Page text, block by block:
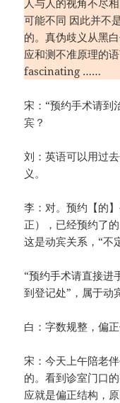
人与人的视角不尽
可能不同 因此并不
的。真伪歧义从黑
应和测不准原理的
fascinating ……
宋：“预约手术请到
宾？
刘：英语可以用过
义。
李：对。预约【的
正），已经预约了
这是动宾关系，“不
“预约手术请直接进
到登记处”，属于动
白：字数规整，偏正
宋：今天上午陪老
的。看到诊室门口
应就是偏正结构，